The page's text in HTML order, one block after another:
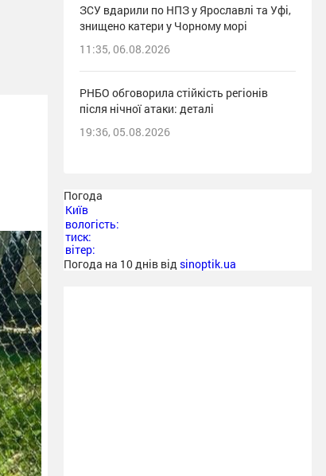
ЗСУ вдарили по НПЗ у Ярославлі та Уфі,
знищено катери у Чорному морі
11:35, 06.08.2026
РНБО обговорила стійкість регіонів
після нічної атаки: деталі
19:36, 05.08.2026
Погода
Київ
вологість:
тиск:
вітер:
Погода на 10 днів від sinoptik.ua